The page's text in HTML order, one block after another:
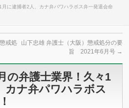
に逮捕者2人、カナ弁パワハラボス弁一発退会命
戒処
山下忠雄 弁護士（大阪）懲戒処分の要
旨 2021年6月号 →
の弁護士業界！久々1
カナ弁パワハラボス